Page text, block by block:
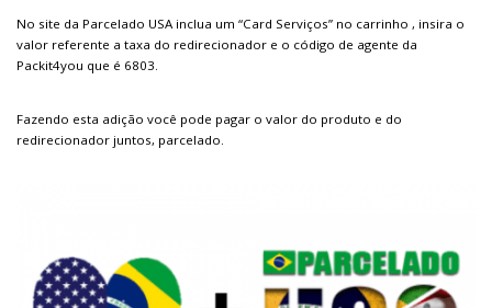
No site da Parcelado USA inclua um “Card Serviços” no carrinho , insira o
valor referente a taxa do redirecionador e o código de agente da
Packit4you que é 6803.
Fazendo esta adição você pode pagar o valor do produto e do
redirecionador juntos, parcelado.